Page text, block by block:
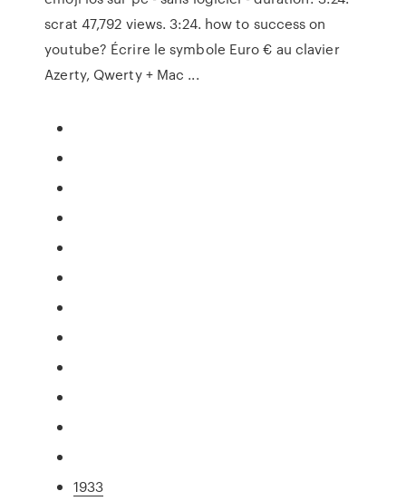
scrat 47,792 views. 3:24. how to success on
youtube? Écrire le symbole Euro € au clavier
Azerty, Qwerty + Mac ...
1933